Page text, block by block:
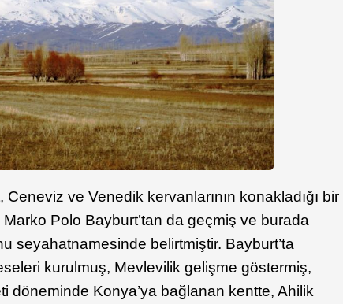
ve Venedik kervanlarının konakladığı bir
Polo Bayburt’tan da geçmiş ve burada
seyahatnamesinde belirtmiştir. Bayburt’ta
kurulmuş, Mevlevilik gelişme göstermiş,
döneminde Konya’ya bağlanan kentte, Ahilik